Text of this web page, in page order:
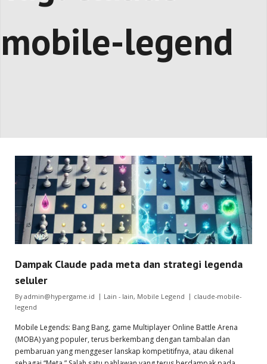
mobile-legend
Dampak Claude pada meta dan strategi legenda
seluler
Byadmin@hypergame.id Lain - lain, Mobile Legend
claude-mobile-
legend
Mobile Legends: Bang Bang, game Multiplayer Online Battle Arena
(MOBA) yang populer, terus berkembang dengan tambalan dan
pembaruan yang menggeser lanskap kompetitifnya, atau dikenal